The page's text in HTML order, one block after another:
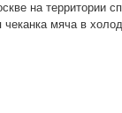
на
чеканка мяча в